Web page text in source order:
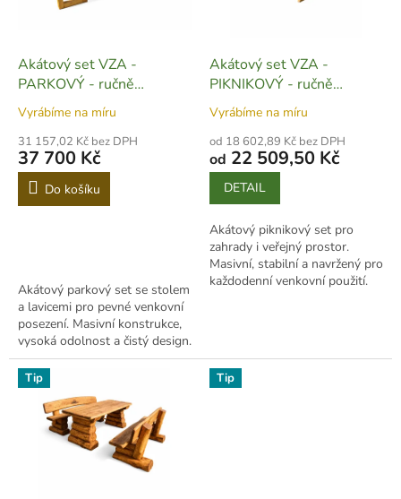
dAkátový set VZA -
PARKOVÝ - ručně
vyrobený - SET04
Vyrábíme na míru
31 157,02 Kč bez DPH
37 700 Kč
Do košíku
Akátový parkový set se stolem
a lavicemi pro pevné venkovní
posezení. Masivní konstrukce,
vysoká odolnost a čistý design.
Akátový set VZA -
PIKNIKOVÝ - ručně
vyrobený - SET01
Vyrábíme na míru
od 18 602,89 Kč bez DPH
od 22 509,50 Kč
DETAIL
Akátový piknikový set pro
zahrady i veřejný prostor.
Masivní, stabilní a navržený pro
každodenní venkovní použití.
Tip Tip